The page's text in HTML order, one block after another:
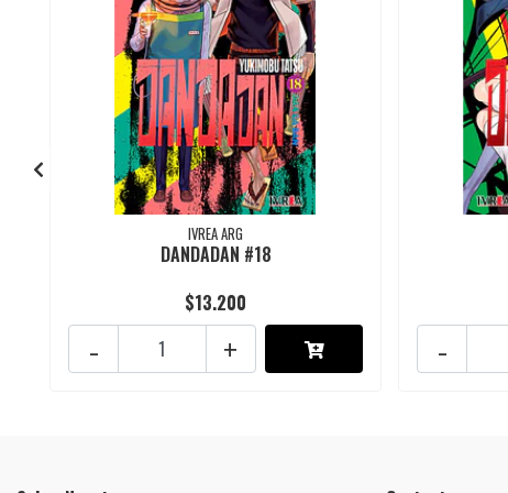
IVREA ARG
DANDADAN #18
$13.200
+
- -